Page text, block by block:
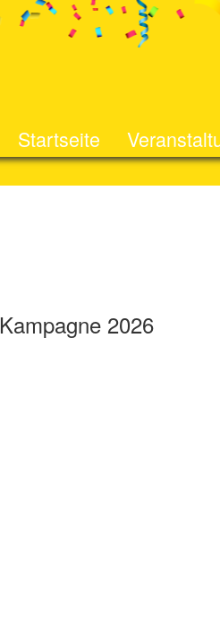
Startseite
Kampagne 2026